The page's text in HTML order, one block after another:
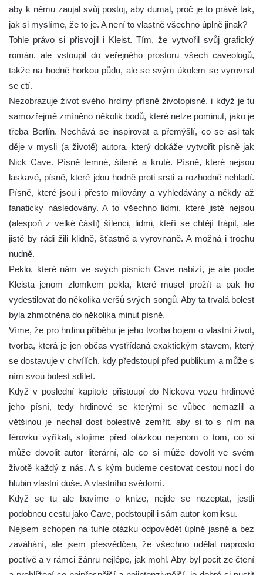
aby k němu zaujal svůj postoj, aby dumal, proč je to právě tak,
jak si myslíme, že to je. A není to vlastně všechno úplně jinak?
Tohle právo si přisvojil i Kleist. Tím, že vytvořil svůj grafický
román, ale vstoupil do veřejného prostoru všech caveologů,
takže na hodně horkou půdu, ale se svým úkolem se vyrovnal
se ctí.
Nezobrazuje život svého hrdiny přísně životopisně, i když je tu
samozřejmě zmíněno několik bodů, které nelze pominut, jako je
třeba Berlín. Nechává se inspirovat a přemýšlí, co se asi tak
děje v mysli (a životě) autora, který dokáže vytvořit písně jak
Nick Cave. Písně temné, šílené a kruté. Písně, které nejsou
laskavé, písně, které jdou hodně proti srsti a rozhodně nehladí.
Písně, které jsou i přesto milovány a vyhledávány a někdy až
fanaticky následovány. A to všechno lidmi, které jistě nejsou
(alespoň z velké části) šílenci, lidmi, kteří se chtějí trápit, ale
jistě by rádi žili klidně, šťastně a vyrovnaně. A možná i trochu
nudně.
Peklo, které nám ve svých písních Cave nabízí, je ale podle
Kleista jenom zlomkem pekla, které musel prožít a pak ho
vydestilovat do několika veršů svých songů. Aby ta trvalá bolest
byla zhmotněna do několika minut písně.
Víme, že pro hrdinu příběhu je jeho tvorba bojem o vlastní život,
tvorba, která je jen občas vystřídaná exaktickým stavem, který
se dostavuje v chvílích, kdy předstoupí před publikum a může s
ním svou bolest sdílet.
Když v poslední kapitole přistoupí do Nickova vozu hrdinové
jeho písní, tedy hrdinové se kterými se vůbec nemazlil a
většinou je nechal dost bolestivě zemřít, aby si to s ním na
férovku vyříkali, stojíme před otázkou nejenom o tom, co si
může dovolit autor literární, ale co si může dovolit ve svém
životě každý z nás. A s kým budeme cestovat cestou nocí do
hlubin vlastní duše. A vlastního svědomí.
Když se tu ale bavíme o knize, nejde se nezeptat, jestli
podobnou cestu jako Cave, podstoupil i sám autor komiksu.
Nejsem schopen na tuhle otázku odpovědět úplně jasně a bez
zaváhání, ale jsem přesvědčen, že všechno udělal naprosto
poctivě a v rámci žánru nejlépe, jak mohl. Aby byl pocit ze čtení